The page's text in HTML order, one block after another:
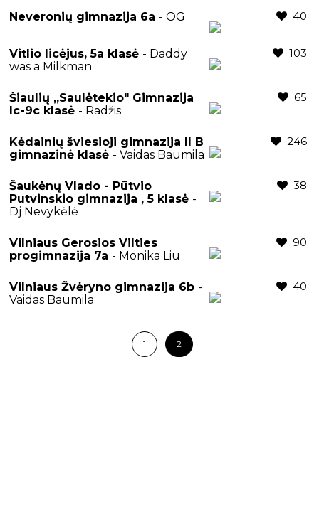
Neveronių gimnazija 6a - OG 40
Vitlio licėjus, 5a klasė - Daddy
was a Milkman
103
Šiaulių „Saulėtekio" Gimnazija
Ic-9c klasė - Radžis
65
Kėdainių šviesioji gimnazija II B
gimnazinė klasė - Vaidas Baumila
246
Šaukėnų Vlado - Pūtvio
Putvinskio gimnazija , 5 klasė -
Dj Nevykėlė
38
Vilniaus Gerosios Vilties
progimnazija 7a - Monika Liu
90
Vilniaus Žvėryno gimnazija 6b -
Vaidas Baumila
40
1 2